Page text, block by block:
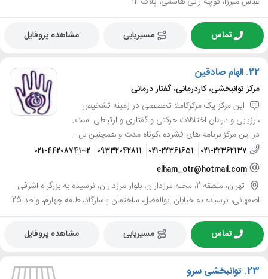
تماس مسیریابی مشاهده پروفایل
22. الهام صادقین
مرکز توانبخشی، کاردرمانی، گفتار درمانی
این مرکز یک مرکزکاملا تخصصی در زمینه تشخیص
،ارزیابی و درمان اختلالات حرکتی و گفتاری و ارتباطی است.
در این مرکز برنامه های فشرده ،کوتاه مدت و همچنین بل...
021-22362137
021-22361651
09332042811
021-44208741~2
elham_otr@hotmail.com
تهران، منطقه 2، محله مرزداران، بلوار مرزداران، نرسیده به بزرگراه اشرفی
اصفهانی، نرسیده به خیابان ابوالفضل، ساختمان پاسارگاد، طبقه چهارم، واحد 25
تماس مسیریابی مشاهده پروفایل
23. توانبخشی سرو